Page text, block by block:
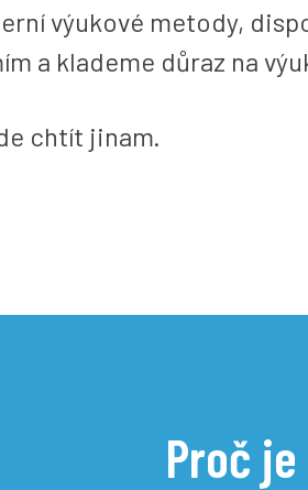
výukové metody,
a klademe důraz na
chtít jinam.
Proč